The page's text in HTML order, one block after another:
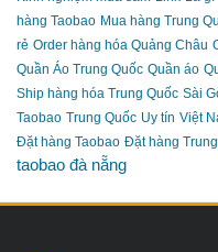
hàng Taobao Mua hàng Trung
rẻ Order hàng hóa Quảng Châu
Quần Áo Trung Quốc Quần áo
Ship hàng hóa Trung Quốc Sài
Taobao Trung Quốc Uy tín Việt
Đặt hàng Taobao Đặt hàng
taobao đà nẵng